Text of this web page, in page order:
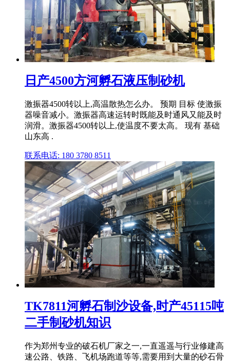
日产4500方河孵石液压制砂机
激振器4500转以上,高温散热怎么办。 预期 目标 使激振
器噪音减小。激振器高速运转时既能及时通风又能及时
润滑。激振器4500转以上,使温度不要太高。 现有 基础
山东高 .
联系电话: 180 3780 8511
TK7811河孵石制沙设备,时产45115吨
二手制砂机知识
作为郑州专业的破石机厂家之一,一直遥遥与行业修建高
速公路、铁路、飞机场跑道等等,需要用到大量的砂石骨